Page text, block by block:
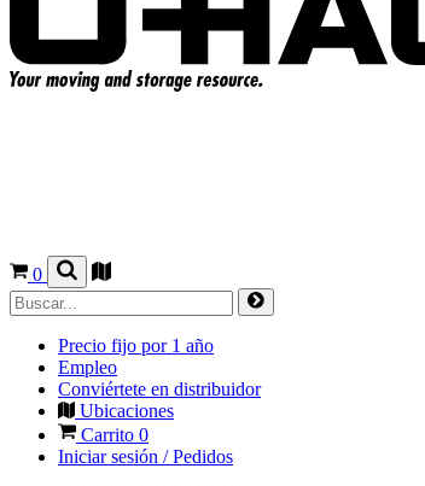
0
Precio fijo por 1 año
Empleo
Conviértete en distribuidor
Ubicaciones
Carrito 0
Iniciar sesión / Pedidos